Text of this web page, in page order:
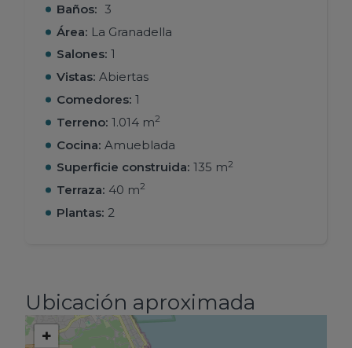
Baños: 3
Área: La Granadella
Salones: 1
Vistas: Abiertas
Comedores: 1
Terreno: 1.014 m2
Cocina: Amueblada
Superficie construida: 135 m2
Terraza: 40 m2
Plantas: 2
Ubicación aproximada
+